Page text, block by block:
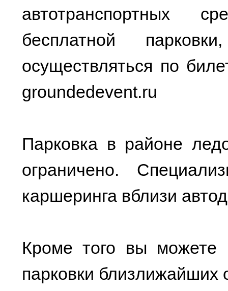
автотранспортных
бесплатной
осуществляться по
groundedevent.ru
Парковка в районе
ограничено.
каршеринга вблизи
Кроме того вы можете
парковки близлижайших